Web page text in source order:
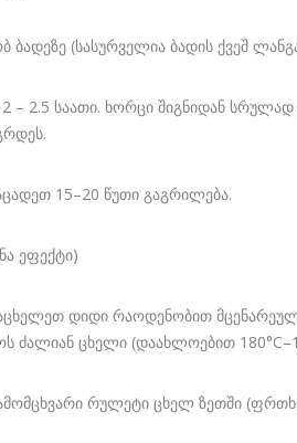
(სასურველია ბადის ქვეშ
– 2.5 საათი. ხორცი შიგნიდან
15–20 წუთი გაგრილება.
ეფექტი)
დიდი რაოდენობით
ძალიან ცხელი (დაახლოებით
რულეტი ცხელ ზეთში